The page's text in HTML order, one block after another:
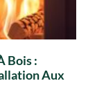
Bois :
Aux